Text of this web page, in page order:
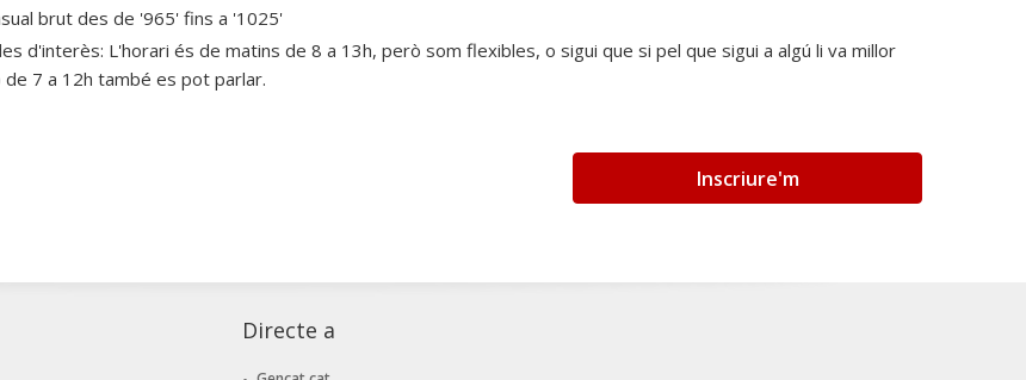
brut des de '965' fins a '1025'
d'interès: L'horari és de matins de 8 a 13h, però som flexibles, o sigui que si pel que sigui a algú li va millor
de 7 a 12h també es pot parlar.
Inscriure'm
Directe a